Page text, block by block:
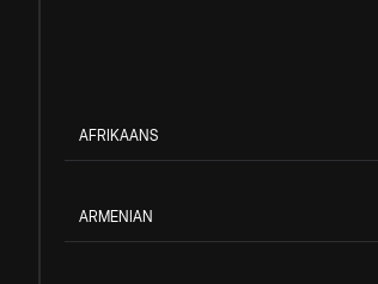
AFRIKAANS
ARMENIAN